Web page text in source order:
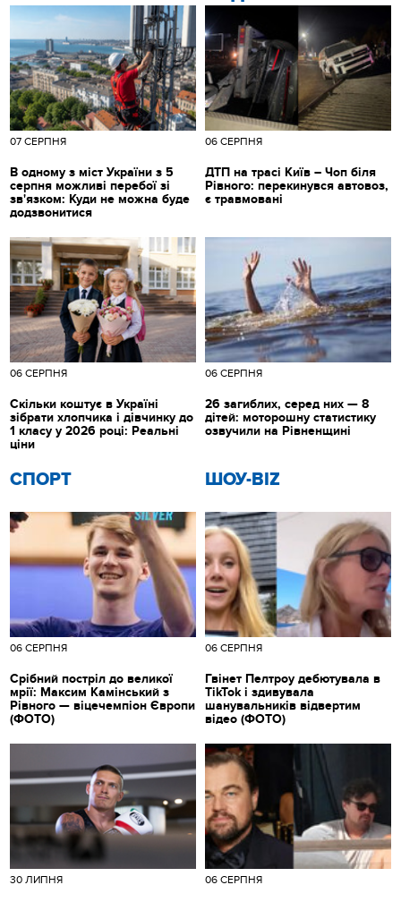
07 СЕРПНЯ
В одному з міст України з 5
серпня можливі перебої зі
зв'язком: Куди не можна буде
додзвонитися
06 СЕРПНЯ
ДТП на трасі Київ – Чоп біля
Рівного: перекинувся автовоз,
є травмовані
СПОРТ
06 СЕРПНЯ
Срібний постріл до великої
мрії: Максим Камінський з
Рівного — віцечемпіон Європи
(ФОТО)
ШОУ-BIZ
06 СЕРПНЯ
Гвінет Пелтроу дебютувала в
TikTok і здивувала
шанувальників відвертим
відео (ФОТО)
06 СЕРПНЯ
Скільки коштує в Україні
зібрати хлопчика і дівчинку до
1 класу у 2026 році: Реальні
ціни
06 СЕРПНЯ
26 загиблих, серед них — 8
дітей: моторошну статистику
озвучили на Рівненщині
30 ЛИПНЯ 06 СЕРПНЯ